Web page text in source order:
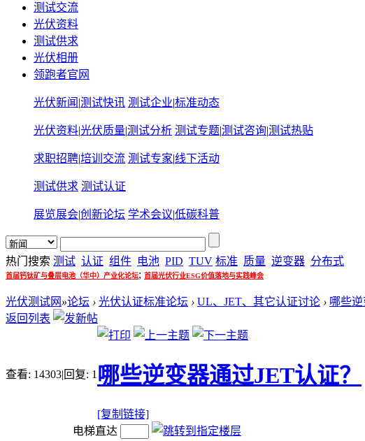
测试交流
光伏资料
测试供求
光伏相册
领跑者官网
光伏新闻 |测试快讯 测试企业|标准动态
光伏资料|光伏质量|测试分析 测试专题|测试咨询|测试热贴
求职招聘|培训交流 测试专家|线下活动
测试供求 测试认证
展览展会|创新论坛 学术会议|低碳科普
热门搜索 测试 认证 组件 电池 PID TUV 标准 质量 逆变器 分布式
首届钙钛矿与叠层电池（华中）产业化论坛; 首届光伏行业ESG价值落地与实践峰会
光伏测试网 »论坛 › 光伏认证标准论坛 › UL、JET、其它认证讨论 › 哪些逆
返回列表
查看: 14303|回复: 1 哪些逆变器通过JET认证？
[复制链接]
电梯直达